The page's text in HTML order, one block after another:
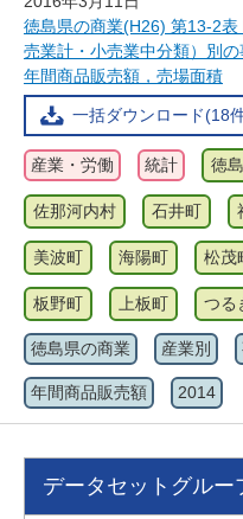
徳島県の商業(H26) 第13-2
売業計・小売業中分類）別の
年間商品販売額，売場面積
一括ダウンロード(18
産業・労働 統計 徳
佐那河内村 石井町
美波町 海陽町 松茂
板野町 上板町 つる
徳島県の商業 産業別
年間商品販売額 2014
データセットグルー